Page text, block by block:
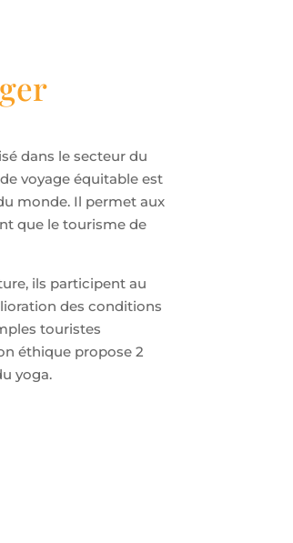
dans le secteur du
voyage équitable est
monde. Il permet aux
que le tourisme de
ils participent au
des conditions
touristes
éthique propose 2
yoga.